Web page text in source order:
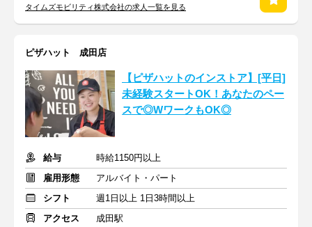
タイムズモビリティ株式会社の求人一覧を見る
ピザハット 成田店
【ピザハットのインストア】[平日]
未経験スタートOK！あなたのペー
スで◎WワークもOK◎
給与
時給1150円以上
雇用形態
アルバイト・パート
シフト
週1日以上 1日3時間以上
アクセス
成田駅